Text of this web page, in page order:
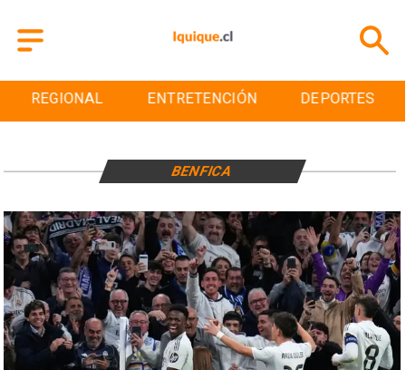
REGIONAL ENTRETENCIÓN DEPORTES
BENFICA